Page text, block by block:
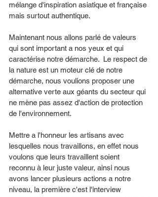
mélange d'inspiration asiatique et française
mais surtout authentique.
Maintenant nous allons parlé de valeurs
qui sont important a nos yeux et qui
caractérise notre démarche.  Le respect de
la nature est un moteur clé de notre
démarche, nous voulions proposer une
alternative verte aux géants du secteur qui
ne mène pas assez d'action de protection
de l'environnement.
Mettre a l'honneur les artisans avec
lesquelles nous travaillons, en effet nous
voulons que leurs travaillent soient
reconnu à leur juste valeur, ainsi nous
avons lancer plusieurs actions a notre
niveau, la première c'est l'interview